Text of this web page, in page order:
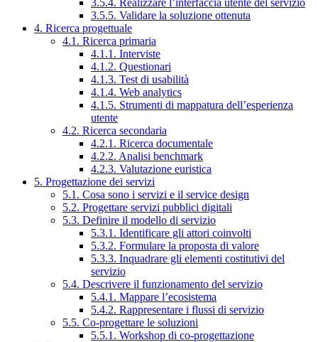
3.5.5. Validare la soluzione ottenuta
4. Ricerca progettuale
4.1. Ricerca primaria
4.1.1. Interviste
4.1.2. Questionari
4.1.3. Test di usabilità
4.1.4. Web analytics
4.1.5. Strumenti di mappatura dell’esperienza
utente
4.2. Ricerca secondaria
4.2.1. Ricerca documentale
4.2.2. Analisi benchmark
4.2.3. Valutazione euristica
5. Progettazione dei servizi
5.1. Cosa sono i servizi e il service design
5.2. Progettare servizi pubblici digitali
5.3. Definire il modello di servizio
5.3.1. Identificare gli attori coinvolti
5.3.2. Formulare la proposta di valore
5.3.3. Inquadrare gli elementi costitutivi del
servizio
5.4. Descrivere il funzionamento del servizio
5.4.1. Mappare l’ecosistema
5.4.2. Rappresentare i flussi di servizio
5.5. Co-progettare le soluzioni
5.5.1. Workshop di co-progettazione